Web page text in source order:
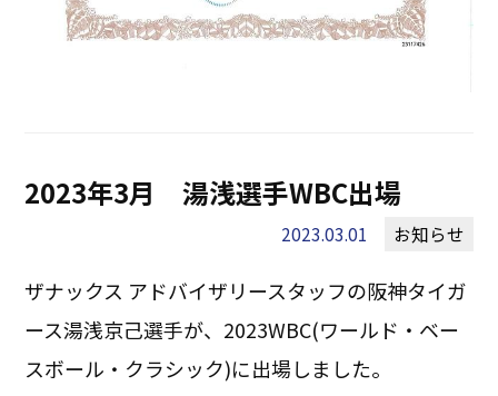
2023年3月 湯浅選手WBC出場
2023.03.01 お知らせ
ザナックス アドバイザリースタッフの阪神タイガ
ース湯浅京己選手が、2023WBC(ワールド・ベー
スボール・クラシック)に出場しました。